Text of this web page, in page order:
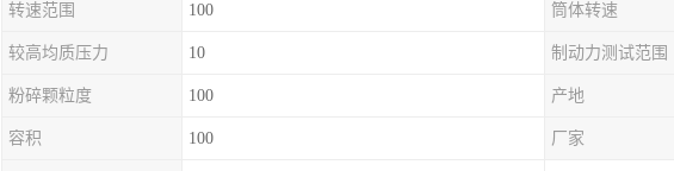
转速范围 100 筒体转速
较高均质压力 10 制动力测试范围
粉碎颗粒度 100 产地
容积 100 厂家